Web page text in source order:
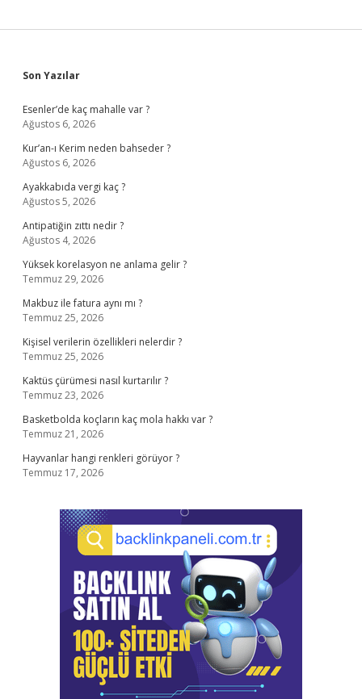
Sidebar
Son Yazılar
Esenler’de kaç mahalle var ?
Ağustos 6, 2026
Kur’an-ı Kerim neden bahseder ?
Ağustos 6, 2026
Ayakkabıda vergi kaç ?
Ağustos 5, 2026
Antipatiğin zıttı nedir ?
Ağustos 4, 2026
Yüksek korelasyon ne anlama gelir ?
Temmuz 29, 2026
Makbuz ile fatura aynı mı ?
Temmuz 25, 2026
Kişisel verilerin özellikleri nelerdir ?
Temmuz 25, 2026
Kaktüs çürümesi nasıl kurtarılır ?
Temmuz 23, 2026
Basketbolda koçların kaç mola hakkı var ?
Temmuz 21, 2026
Hayvanlar hangi renkleri görüyor ?
Temmuz 17, 2026